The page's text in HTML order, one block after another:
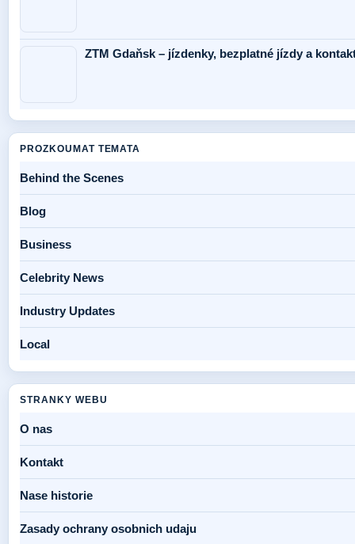
ZTM Gdaňsk – jízdenky, bezplatné jízdy a
PROZKOUMAT TEMATA
Behind the Scenes
Blog
Business
Celebrity News
Industry Updates
Local
STRANKY WEBU
O nas
Kontakt
Nase historie
Zasady ochrany osobnich udaju